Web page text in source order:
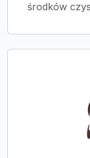
środków